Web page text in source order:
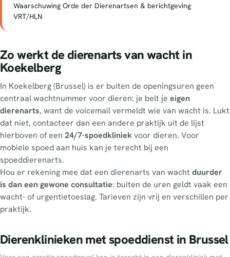
Waarschuwing Orde der Dierenartsen & berichtgeving
VRT/HLN
Zo werkt de dierenarts van wacht in
Koekelberg
In Koekelberg (Brussel) is er buiten de openingsuren geen
centraal wachtnummer voor dieren: je belt je eigen
dierenarts, want de voicemail vermeldt wie van wacht is. Lukt
dat niet, contacteer dan een andere praktijk uit de lijst
hierboven of een 24/7-spoedkliniekvoor dieren. Voor
mobiele spoed aan huis kan je terecht bij een
spoeddierenarts.
Hou er rekening mee dat een dierenarts van wacht duurder
is dan een gewone consultatie: buiten de uren geldt vaak een
wacht- of urgentietoeslag. Tarieven zijn vrij en verschillen per
praktijk.
Dierenklinieken met spoeddienst in Brussel